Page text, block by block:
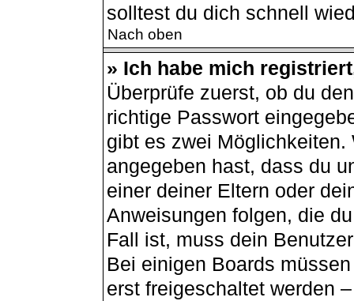
solltest du dich schnell
Nach oben
» Ich habe mich
Überprüfe zuerst, ob du
richtige Passwort
gibt es zwei
angegeben hast, dass du
einer deiner Eltern oder
Anweisungen folgen, die
Fall ist, muss dein
Bei einigen Boards
erst freigeschaltet werden